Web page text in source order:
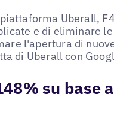
Uberall,
e di eliminare
l'apertura di
di Uberall con
su base